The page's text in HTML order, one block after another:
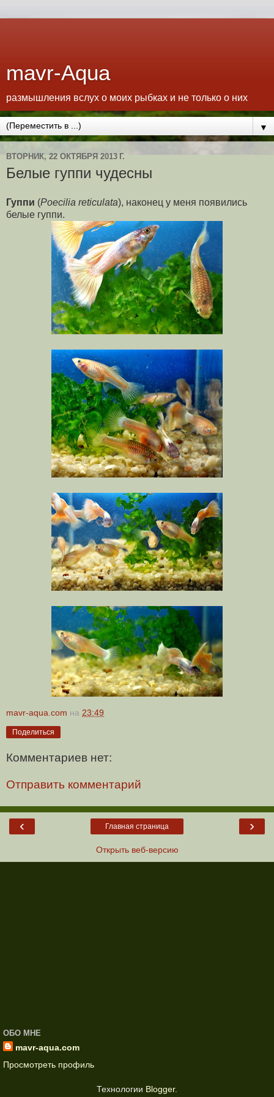
mavr-Aqua
размышления вслух о моих рыбках и не только о них
▼
ВТОРНИК, 22 ОКТЯБРЯ 2013 Г.
Белые гуппи чудесны
Гуппи (Poecilia reticulata), наконец у меня появились
белые гуппи.
mavr-aqua.com на 23:49
Поделиться
Комментариев нет:
Отправить комментарий
‹ ›
Главная страница
Открыть веб-версию
ОБО МНЕ
mavr-aqua.com
Просмотреть профиль
Технологии Blogger.